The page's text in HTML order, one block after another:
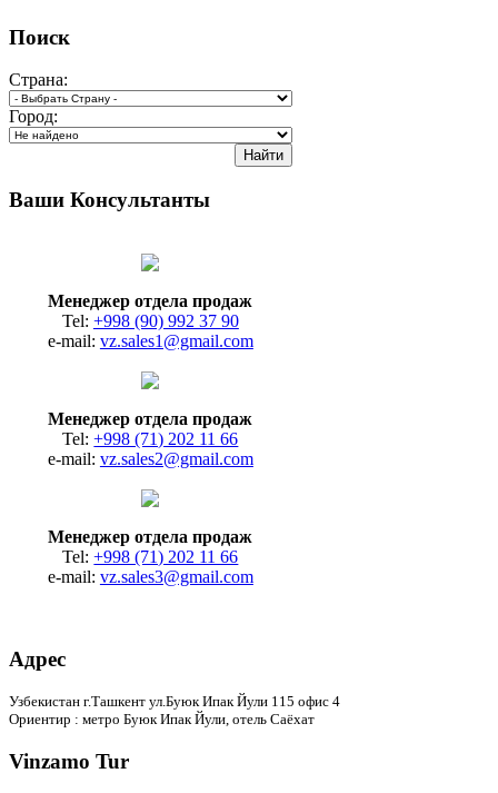
Поиск
Страна:
Город:
Ваши Консультанты
Менеджер отдела продаж
Tel: +998 (90) 992 37 90
e-mail: vz.sales1@gmail.com
Менеджер отдела продаж
Tel:+998 (71) 202 11 66
e-mail: vz.sales2@gmail.com
Менеджер отдела продаж
Tel:+998 (71) 202 11 66
e-mail: vz.sales3@gmail.com
Адрес
Узбекистан г.Ташкент ул.Буюк Ипак Йули 115 офис 4
Ориентир : метро Буюк Ипак Йули, отель Саёхат
Vinzamo Tur